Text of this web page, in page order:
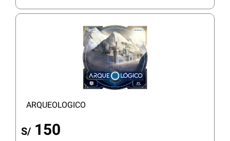
ARQUEOLOGICO
S/ 150